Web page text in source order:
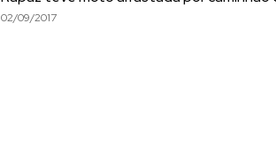
02/09/2017